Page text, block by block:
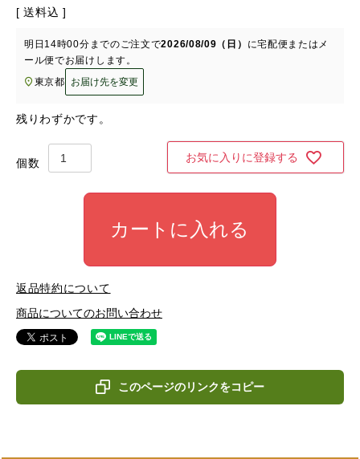
送料込
明日 14時00分 までのご注文で2026/08/09（日） に宅配便またはメ
ール便でお届けします。
東京都
お届け先を変更
残りわずかです。
お気に入りに登録する
カートに入れる
返品特約について
商品についてのお問い合わせ
このページのリンクをコピー